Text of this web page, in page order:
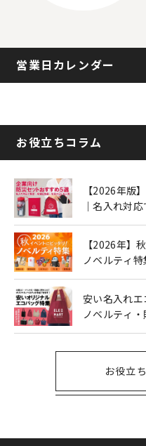
営業日カレンダー
お役立ちコラム
【2026年版
｜名入れ対
【2026年】
ノベルティ特
安い名入れ
ノベルティ
お役立